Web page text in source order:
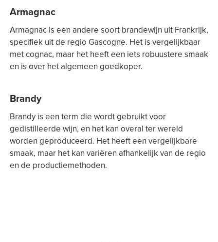
Armagnac
Armagnac is een andere soort brandewijn uit Frankrijk,
specifiek uit de regio Gascogne. Het is vergelijkbaar
met cognac, maar het heeft een iets robuustere smaak
en is over het algemeen goedkoper.
Brandy
Brandy is een term die wordt gebruikt voor
gedistilleerde wijn, en het kan overal ter wereld
worden geproduceerd. Het heeft een vergelijkbare
smaak, maar het kan variëren afhankelijk van de regio
en de productiemethoden.